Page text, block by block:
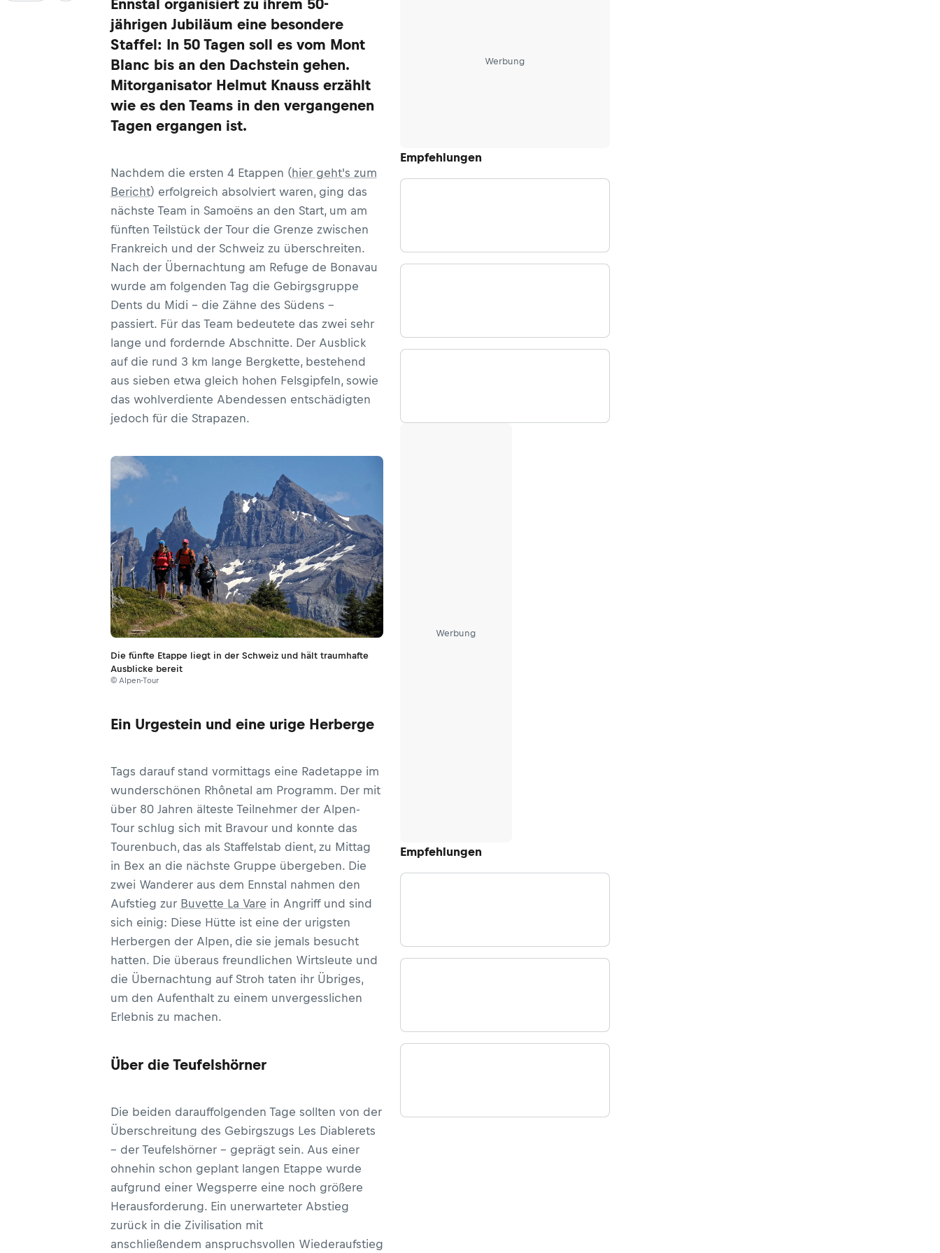
Werbung
Empfehlungen
Werbung
Empfehlungen
Ennstal organisiert zu ihrem 50-
jährigen Jubiläum eine besondere
Staffel: In 50 Tagen soll es vom Mont
Blanc bis an den Dachstein gehen.
Mitorganisator Helmut Knauss erzählt
wie es den Teams in den vergangenen
Tagen ergangen ist.
Nachdem die ersten 4 Etappen (hier geht's zum
Bericht) erfolgreich absolviert waren, ging das
nächste Team in Samoëns an den Start, um am
fünften Teilstück der Tour die Grenze zwischen
Frankreich und der Schweiz zu überschreiten.
Nach der Übernachtung am Refuge de Bonavau
wurde am folgenden Tag die Gebirgsgruppe
Dents du Midi – die Zähne des Südens –
passiert. Für das Team bedeutete das zwei sehr
lange und fordernde Abschnitte. Der Ausblick
auf die rund 3 km lange Bergkette, bestehend
aus sieben etwa gleich hohen Felsgipfeln, sowie
das wohlverdiente Abendessen entschädigten
jedoch für die Strapazen.
Die fünfte Etappe liegt in der Schweiz und hält traumhafte
Ausblicke bereit
© Alpen-Tour
Ein Urgestein und eine urige Herberge
Tags darauf stand vormittags eine Radetappe im
wunderschönen Rhônetal am Programm. Der mit
über 80 Jahren älteste Teilnehmer der Alpen-
Tour schlug sich mit Bravour und konnte das
Tourenbuch, das als Staffelstab dient, zu Mittag
in Bex an die nächste Gruppe übergeben. Die
zwei Wanderer aus dem Ennstal nahmen den
Aufstieg zur Buvette La Vare in Angriff und sind
sich einig: Diese Hütte ist eine der urigsten
Herbergen der Alpen, die sie jemals besucht
hatten. Die überaus freundlichen Wirtsleute und
die Übernachtung auf Stroh taten ihr Übriges,
um den Aufenthalt zu einem unvergesslichen
Erlebnis zu machen.
Über die Teufelshörner
Die beiden darauffolgenden Tage sollten von der
Überschreitung des Gebirgszugs Les Diablerets
– der Teufelshörner – geprägt sein. Aus einer
ohnehin schon geplant langen Etappe wurde
aufgrund einer Wegsperre eine noch größere
Herausforderung. Ein unerwarteter Abstieg
zurück in die Zivilisation mit
anschließendem anspruchsvollen Wiederaufstieg